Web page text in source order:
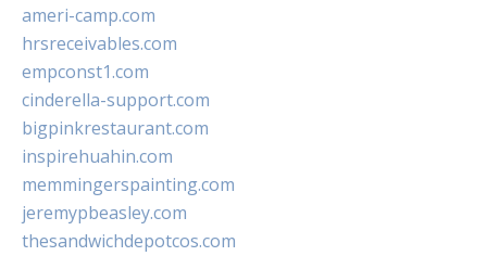
ameri-camp.com
hrsreceivables.com
empconst1.com
cinderella-support.com
bigpinkrestaurant.com
inspirehuahin.com
memmingerspainting.com
jeremypbeasley.com
thesandwichdepotcos.com